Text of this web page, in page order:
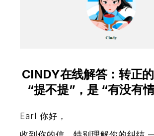
CINDY在线解答：转正
“提不提”，是 “有没有
Earl 你好，